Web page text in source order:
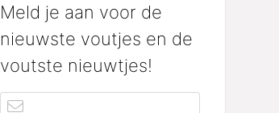
Meld je aan voor de
nieuwste voutjes en de
voutste nieuwtjes!